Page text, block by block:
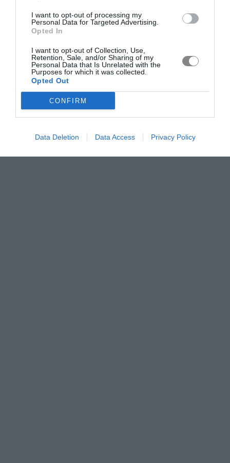
I want to opt-out of processing my
Personal Data for Targeted Advertising.
Opted In
I want to opt-out of Collection, Use,
Retention, Sale, and/or Sharing of my
Personal Data that Is Unrelated with the
Purposes for which it was collected.
Opted Out
CONFIRM
Data Deletion Data Access Privacy Policy